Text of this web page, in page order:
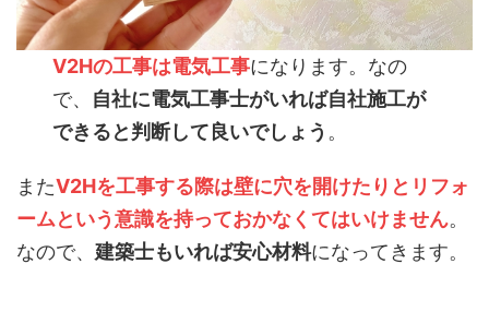
V2Hの工事は電気工事になります。なの
で、 自社に電気工事士がいれば自社施工が
できると判断して良いでしょう 。
またV2Hを工事する際は壁に穴を開けたりとリフォ
ームという意識を持っておかなくてはいけません。
なので、 建築士もいれば安心材料になってきます。